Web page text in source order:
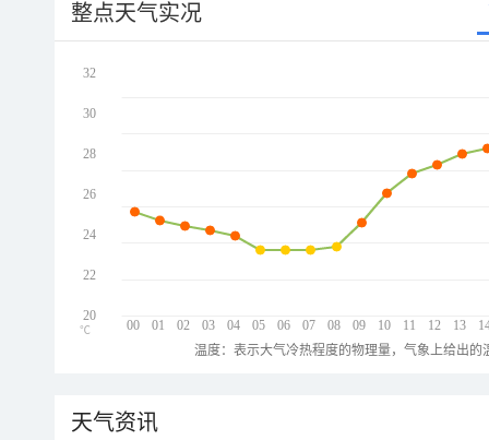
整点天气实况
00 01 02 03 04 05 06 07 08 09 10 11 12 13
32
30
28
26
24
22
20
℃
温度：表示大气冷热程度的物理量，气象上给出
天气资讯